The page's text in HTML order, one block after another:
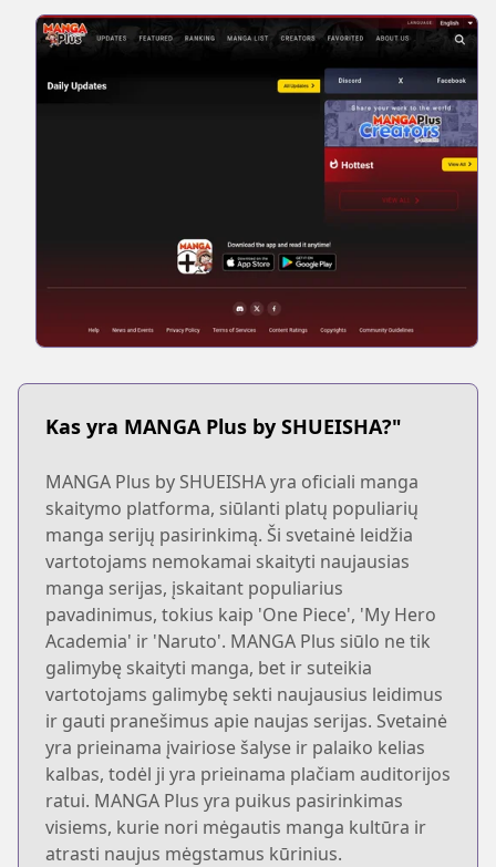
Kas yra MANGA Plus by SHUEISHA?"
MANGA Plus by SHUEISHA yra oficiali manga
skaitymo platforma, siūlanti platų populiarių
manga serijų pasirinkimą. Ši svetainė leidžia
vartotojams nemokamai skaityti naujausias
manga serijas, įskaitant populiarius
pavadinimus, tokius kaip 'One Piece', 'My Hero
Academia' ir 'Naruto'. MANGA Plus siūlo ne tik
galimybę skaityti manga, bet ir suteikia
vartotojams galimybę sekti naujausius leidimus
ir gauti pranešimus apie naujas serijas. Svetainė
yra prieinama įvairiose šalyse ir palaiko kelias
kalbas, todėl ji yra prieinama plačiam auditorijos
ratui. MANGA Plus yra puikus pasirinkimas
visiems, kurie nori mėgautis manga kultūra ir
atrasti naujus mėgstamus kūrinius.